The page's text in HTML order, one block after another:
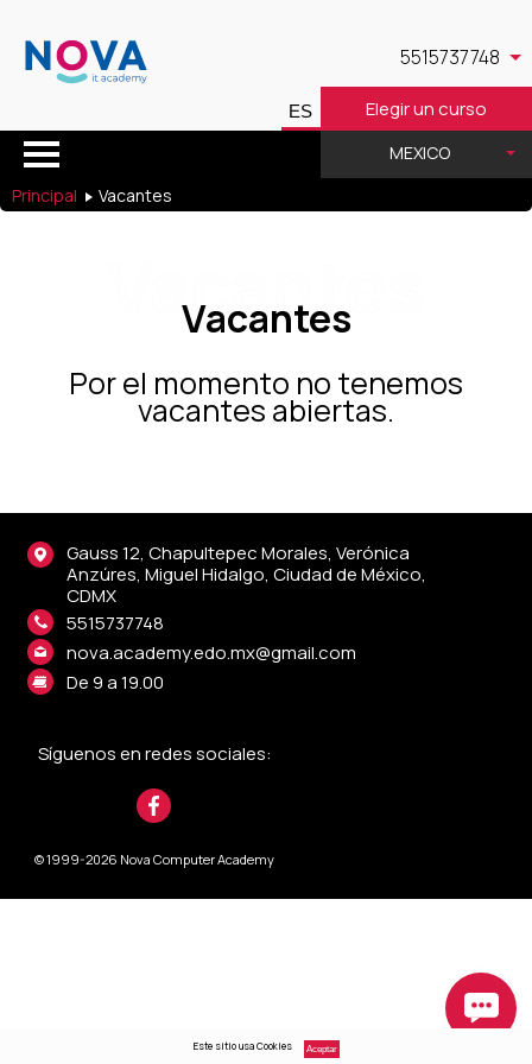
5515737748
Elegir un curso
MEXICO
Principal
Vacantes
Vacantes
Vacantes
Por el momento no tenemos
vacantes abiertas.
Gauss 12, Chapultepec Morales, Verónica
Anzúres, Miguel Hidalgo, Ciudad de México,
CDMX
5515737748
nova.academy.edo.mx@gmail.com
De 9 a 19.00
Síguenos en redes sociales:
© 1999-2026 Nova Computer Academy
Este sitio usa Cookies Aceptar